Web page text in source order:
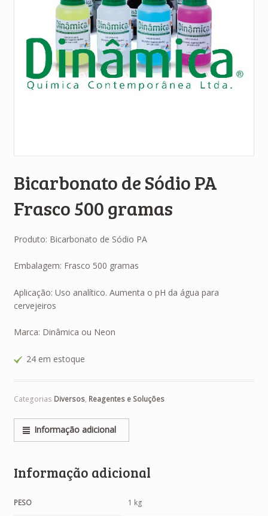
Bicarbonato de Sódio PA
Frasco 500 gramas
Produto: Bicarbonato de Sódio PA
Embalagem: Frasco 500 gramas
Aplicação: Uso analítico. Aumenta o pH da água para
cervejeiros
Marca: Dinâmica ou Neon
24 em estoque
Categorias Diversos, Reagentes e Soluções
Informação adicional
Informação adicional
PESO 1 kg